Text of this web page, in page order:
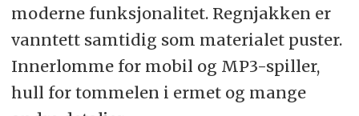
moderne funksjonalitet. Regnjakken er
vanntett samtidig som materialet puster.
Innerlomme for mobil og MP3-spiller,
hull for tommelen i ermet og mange